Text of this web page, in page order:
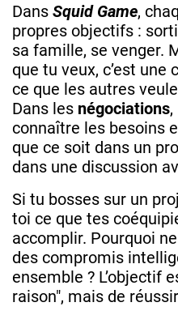
Dans Squid Game,
propres objectifs :
sa famille, se venger.
que tu veux, c’est une
ce que les autres
Dans les négociations
connaître les besoins
que ce soit dans un
dans une discussion
Si tu bosses sur un
toi ce que tes
accomplir. Pourquoi
des compromis
ensemble ? L’objectif
raison", mais de